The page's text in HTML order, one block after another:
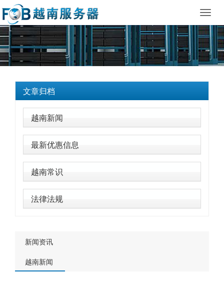
文章归档
越南新闻
最新优惠信息
越南常识
法律法规
新闻资讯
越南新闻